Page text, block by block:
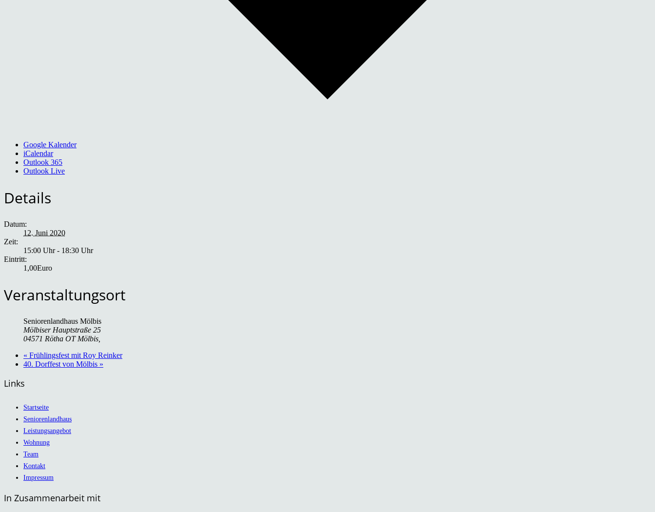
Google Kalender
iCalendar
Outlook 365
Outlook Live
Details
Datum:
12. Juni 2020
Zeit:
15:00 Uhr - 18:30 Uhr
Eintritt:
1,00Euro
Veranstaltungsort
Seniorenlandhaus Mölbis
Mölbiser Hauptstraße 25
04571 Rötha OT Mölbis
« Frühlingsfest mit Roy Reinker
40. Dorffest von Mölbis »
Links
Startseite
Seniorenlandhaus
Leistungsangebot
Wohnung
Team
Kontakt
Impressum
In Zusammenarbeit mit